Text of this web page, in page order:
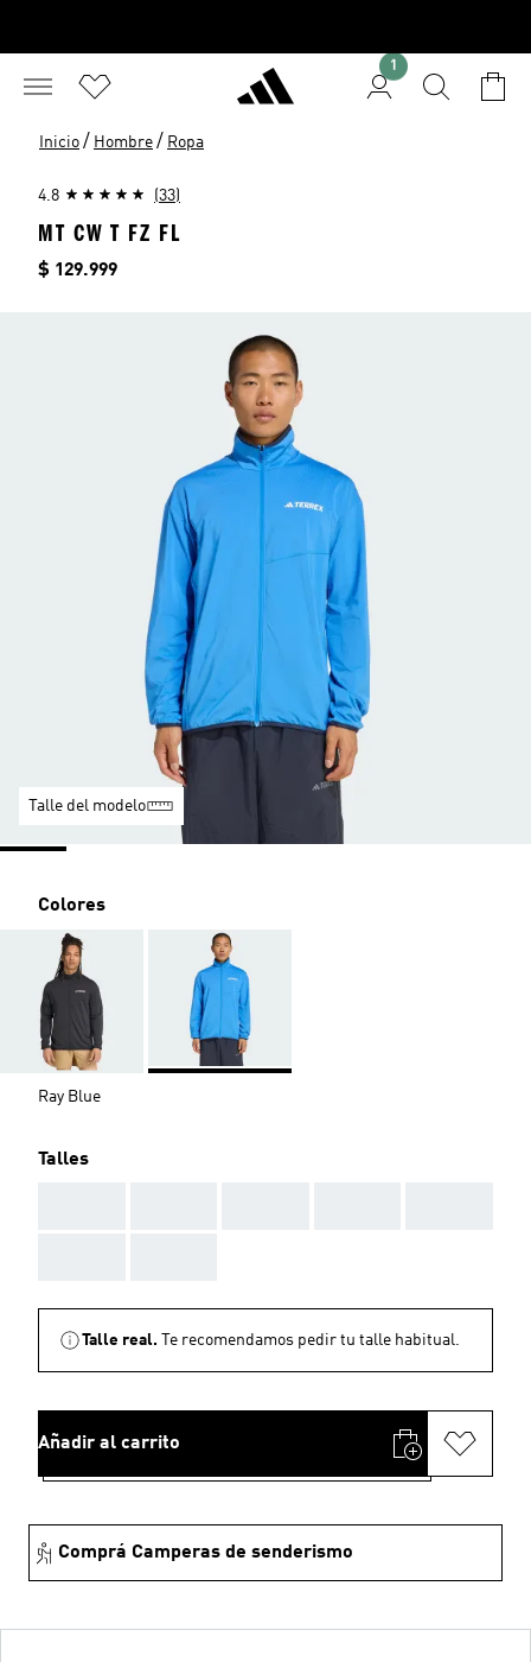
1
Inicio / Hombre / Ropa
4.8 (33)
MT CW T FZ FL
Precio
$ 129.999
Talle del modelo
Colores
Ray Blue
Talles
Talle real. Te recomendamos pedir tu talle habitual.
Añadir al carrito
Comprá Camperas de senderismo